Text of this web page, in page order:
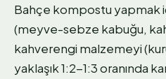
Bahçe kompostu yapmak
(meyve-sebze kabuğu,
kahverengi malzemeyi
yaklaşık 1:2-1:3 oranında